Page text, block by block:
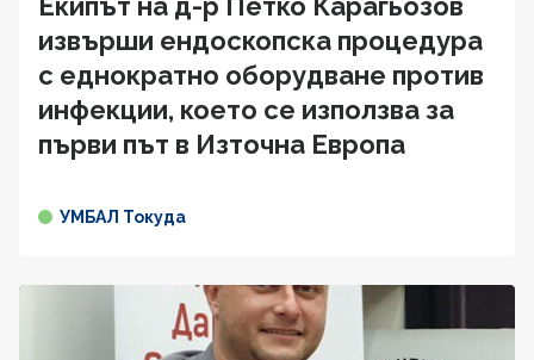
извърши ендоскопска процедура
с еднократно оборудване против
инфекции, което се използва за
първи път в Източна Европа
УМБАЛ Токуда